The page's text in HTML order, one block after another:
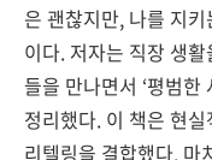
은 괜찮지만, 나를 지
이다. 저자는 직장 생
들을 만나면서 ‘평범한
정리했다. 이 책은 현
리텔링을 결합했다. 마